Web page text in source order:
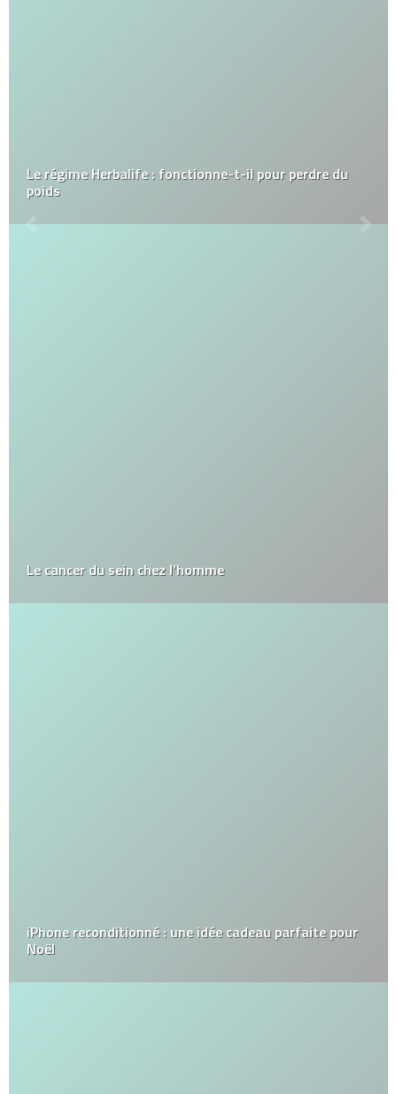
Le régime Herbalife : fonctionne-t-il pour perdre du
poids
Le cancer du sein chez l’homme
iPhone reconditionné : une idée cadeau parfaite pour
Noël